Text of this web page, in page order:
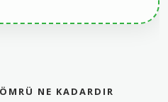
NE KADARDIR